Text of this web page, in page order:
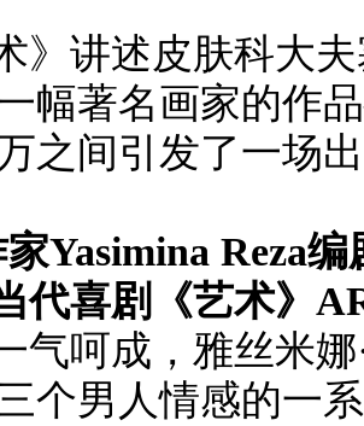
》讲述皮肤科大
幅著名画家的作
之间引发了一场
家Yasimina Reza
代喜剧
《艺术》
气呵成，雅丝米娜
个男人情感的一